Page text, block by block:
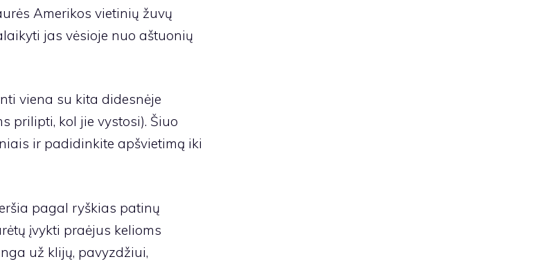
Amerikos vietinių žuvų
jas vėsioje nuo aštuonių
viena su kita didesnėje
prilipti, kol jie vystosi). Šiuo
ir padidinkite apšvietimą iki
pagal ryškias patinų
įvykti praėjus kelioms
už klijų, pavyzdžiui,